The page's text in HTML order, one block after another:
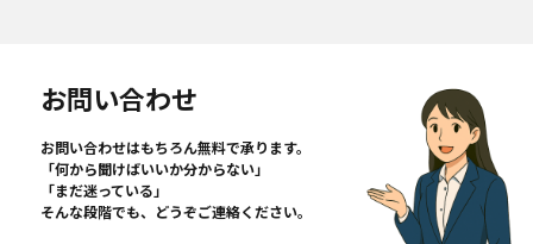
お問い合わせ
お問い合わせはもちろん無料で承ります。
「何から聞けばいいか分からない」
「まだ迷っている」
そんな段階でも、どうぞご連絡ください。